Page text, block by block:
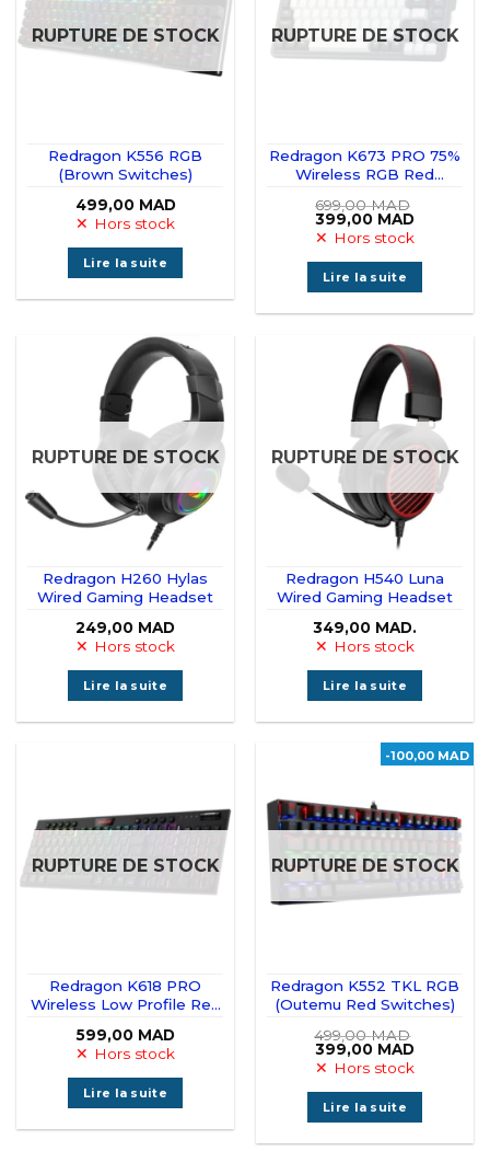
RUPTURE DE STOCK
Redragon K556 RGB
(Brown Switches)
499,00 MAD
Hors stock
Lire la suite
RUPTURE DE STOCK
Redragon K673 PRO 75%
Wireless RGB Red
699,00MAD
Le
prix
initial
était :
699,00 MAD.
399,00 MAD
prix
actuel
est :
Hors stock
Lire la suite
RUPTURE DE STOCK
Redragon H260 Hylas
Wired Gaming Headset
249,00 MAD
Hors stock
Lire la suite
RUPTURE DE STOCK
Redragon H540 Luna
Wired Gaming Headset
349,00 MAD.
Hors stock
Lire la suite
RUPTURE DE STOCK
Redragon K618 PRO
Wireless Low Profile Red
599,00 MAD
Hors stock
Lire la suite
-100,00 MAD
RUPTURE DE STOCK
Redragon K552 TKL RGB
(Outemu Red Switches)
499,00MAD
Le
prix
initial
était :
499,00 MAD.
399,00 MAD
prix
actuel
est :
Hors stock
Lire la suite